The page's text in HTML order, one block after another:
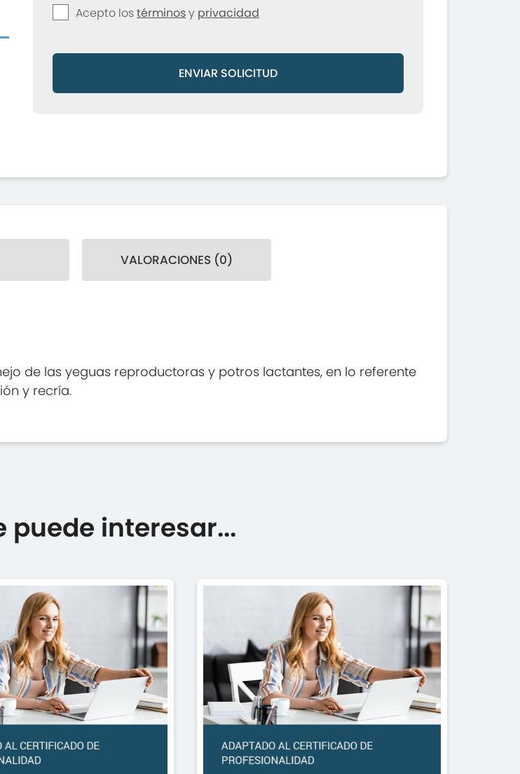
Acepto lostérminosy privacidad
ENVIAR SOLICITUD
VALORACIONES (0)
de las yeguas reproductoras y potros lactantes, en lo referente
y recría.
puede interesar...